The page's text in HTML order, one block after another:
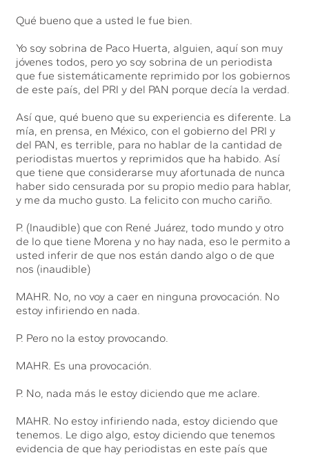
Qué bueno que a usted le fue bien.
Yo soy sobrina de Paco Huerta, alguien, aquí son muy
jóvenes todos, pero yo soy sobrina de un periodista
que fue sistemáticamente reprimido por los gobiernos
de este país, del PRI y del PAN porque decía la verdad.
Así que, qué bueno que su experiencia es diferente. La
mía, en prensa, en México, con el gobierno del PRI y
del PAN, es terrible, para no hablar de la cantidad de
periodistas muertos y reprimidos que ha habido. Así
que tiene que considerarse muy afortunada de nunca
haber sido censurada por su propio medio para hablar,
y me da mucho gusto. La felicito con mucho cariño.
P. (Inaudible) que con René Juárez, todo mundo y otro
de lo que tiene Morena y no hay nada, eso le permito a
usted inferir de que nos están dando algo o de que
nos (inaudible)
MAHR. No, no voy a caer en ninguna provocación. No
estoy infiriendo en nada.
P. Pero no la estoy provocando.
MAHR. Es una provocación.
P. No, nada más le estoy diciendo que me aclare.
MAHR. No estoy infiriendo nada, estoy diciendo que
tenemos. Le digo algo, estoy diciendo que tenemos
evidencia de que hay periodistas en este país que